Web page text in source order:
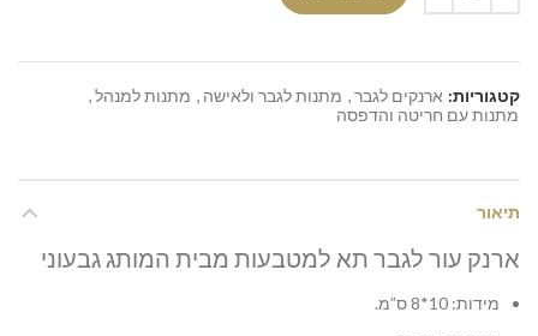
קטגוריות: ארנקים לגבר, מתנות לגבר ולאישה , מתנות למנהל,
מתנות עם חריטה והדפסה
תיאור
ארנק עור לגבר תא למטבעות מבית המותג גבעוני
מידות: 10*8 ס”מ.